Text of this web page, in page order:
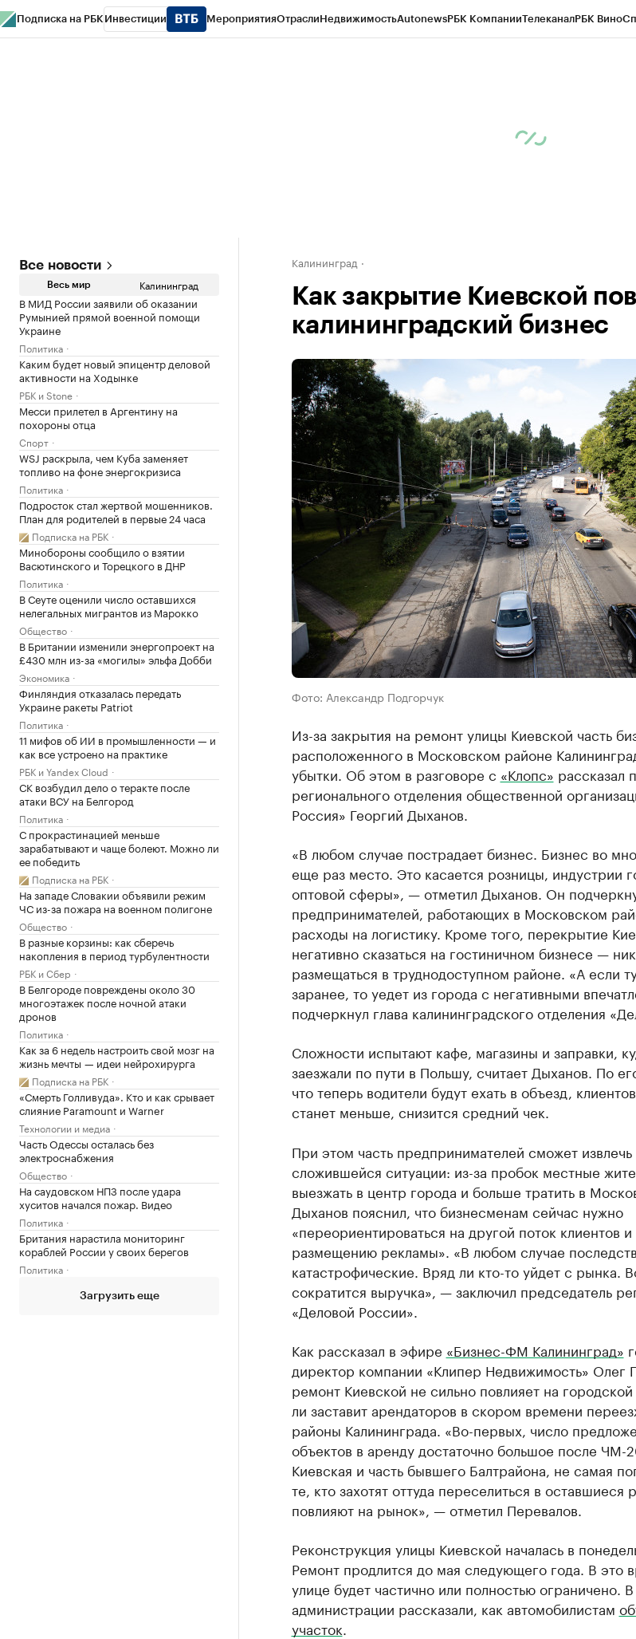
Подписка на РБК Инвестиции МероприятияОтраслиНедвижимостьAutonewsРБК КомпанииТелеканалРБК Вино
Все новости
Весь мир Калининград
В МИД России заявили об оказании
Румынией прямой военной помощи
Украине
Политика
Каким будет новый эпицентр деловой
активности на Ходынке
РБК и Stone
Месси прилетел в Аргентину на
похороны отца
Спорт
WSJ раскрыла, чем Куба заменяет
топливо на фоне энергокризиса
Политика
Подросток стал жертвой мошенников.
План для родителей в первые 24 часа
Подписка на РБК
Минобороны сообщило о взятии
Васютинского и Торецкого в ДНР
Политика
В Сеуте оценили число оставшихся
нелегальных мигрантов из Марокко
Общество
В Британии изменили энергопроект на
£430 млн из-за «могилы» эльфа Добби
Экономика
Финляндия отказалась передать
Украине ракеты Patriot
Политика
11 мифов об ИИ в промышленности — и
как все устроено на практике
РБК и Yandex Cloud
СК возбудил дело о теракте после
атаки ВСУ на Белгород
Политика
С прокрастинацией меньше
зарабатывают и чаще болеют. Можно ли
ее победить
Подписка на РБК
На западе Словакии объявили режим
ЧС из-за пожара на военном полигоне
Общество
В разные корзины: как сберечь
накопления в период турбулентности
РБК и Сбер
В Белгороде повреждены около 30
многоэтажек после ночной атаки
дронов
Политика
Как за 6 недель настроить свой мозг на
жизнь мечты — идеи нейрохирурга
Подписка на РБК
«Смерть Голливуда». Кто и как срывает
слияние Paramount и Warner
Технологии и медиа
Часть Одессы осталась без
электроснабжения
Общество
На саудовском НПЗ после удара
хуситов начался пожар. Видео
Политика
Британия нарастила мониторинг
кораблей России у своих берегов
Политика
Загрузить еще
Калининград
Как закрытие Киевской
калининградский бизнес
Фото: Александр Подгорчук
Из-за закрытия на ремонт улицы Киевской часть
расположенного в Московском районе
убытки. Об этом в разговоре с «Клопс» рассказал
регионального отделения общественной
Россия» Георгий Дыханов.
«В любом случае пострадает бизнес. Бизнес во
еще раз место. Это касается розницы, индустрии
оптовой сферы», — отметил Дыханов. Он
предпринимателей, работающих в Московском
расходы на логистику. Кроме того, перекрытие
негативно сказаться на гостиничном бизнесе —
размещаться в труднодоступном районе. «А если
заранее, то уедет из города с негативными
подчеркнул глава калининградского отделения
Сложности испытают кафе, магазины и заправки,
заезжали по пути в Польшу, считает Дыханов. По
что теперь водители будут ехать в объезд,
станет меньше, снизится средний чек.
При этом часть предпринимателей сможет извлечь
сложившейся ситуации: из-за пробок местные
выезжать в центр города и больше тратить в
Дыханов пояснил, что бизнесменам сейчас нужно
«переориентироваться на другой поток клиентов
размещению рекламы». «В любом случае
катастрофические. Вряд ли кто-то уйдет с рынка.
сократится выручка», — заключил председатель
«Деловой России».
Как рассказал в эфире «Бизнес-ФМ Калининград»
директор компании «Клипер Недвижимость» Олег
ремонт Киевской не сильно повлияет на
ли заставит арендаторов в скором времени
районы Калининграда. «Во-первых, число
объектов в аренду достаточно большое после ЧМ-
Киевская и часть бывшего Балтрайона, не самая
те, кто захотят оттуда переселиться в оставшиеся
повлияют на рынок», — отметил Перевалов.
Реконструкция улицы Киевской началась в
Ремонт продлится до мая следующего года. В это
улице будет частично или полностью ограничено.
администрации рассказали, как автомобилистам
участок